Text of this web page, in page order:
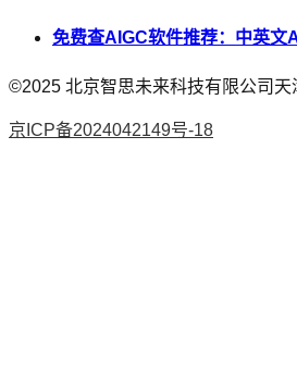
免费查AIGC软件推荐：中英文
©2025 北京智思未来科技有限公司天
京ICP备2024042149号-18